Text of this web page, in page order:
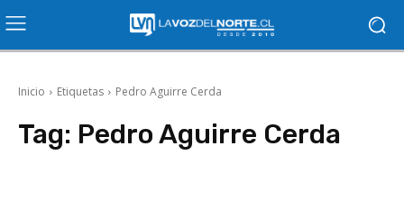
Inicio Etiquetas Pedro Aguirre Cerda
Tag: Pedro Aguirre Cerda